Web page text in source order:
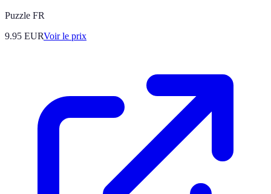
Puzzle FR
9.95 EURVoir le prix